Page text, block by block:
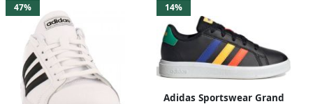
47% 14%
Adidas Sportswear Grand